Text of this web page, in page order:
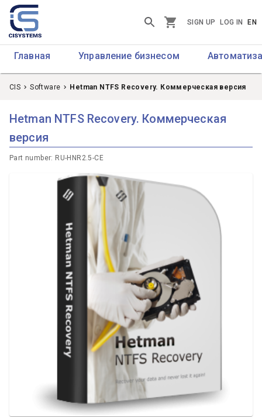
SIGN UP LOG IN EN
Главная Управление бизнесом
CIS Software Hetman NTFS Recovery. Коммерческая версия
Hetman NTFS Recovery. Коммерческая
версия
Part number: RU-HNR2.5-CE